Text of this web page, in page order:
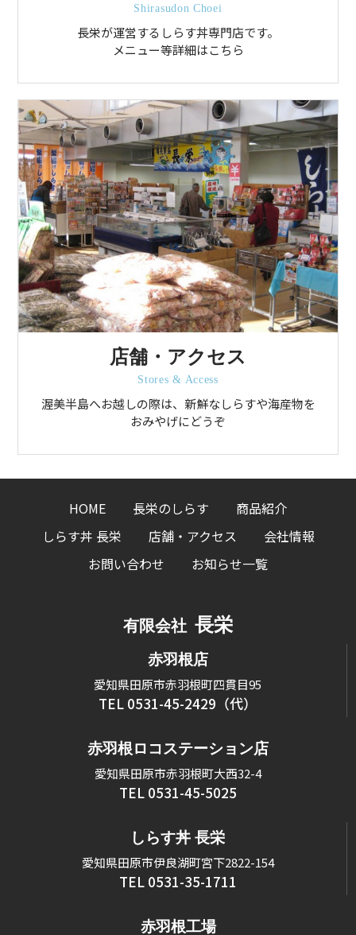
Shirasudon Choei
長栄が運営するしらす丼専門店です。
メニュー等詳細はこちら
店舗・アクセス
Stores & Access
渥美半島へお越しの際は、新鮮なしらすや海産物を
おみやげにどうぞ
HOME 長栄のしらす
商品紹介
しらす丼 長栄
店舗・アクセス
会社情報
お問い合わせ
お知らせ一覧
有限会社 長栄
赤羽根店
愛知県田原市赤羽根町四貫目95
TEL 0531-45-2429（代）
赤羽根ロコステーション店
愛知県田原市赤羽根町大西32-4
TEL 0531-45-5025
しらす丼 長栄
愛知県田原市伊良湖町宮下2822-154
TEL 0531-35-1711
赤羽根工場